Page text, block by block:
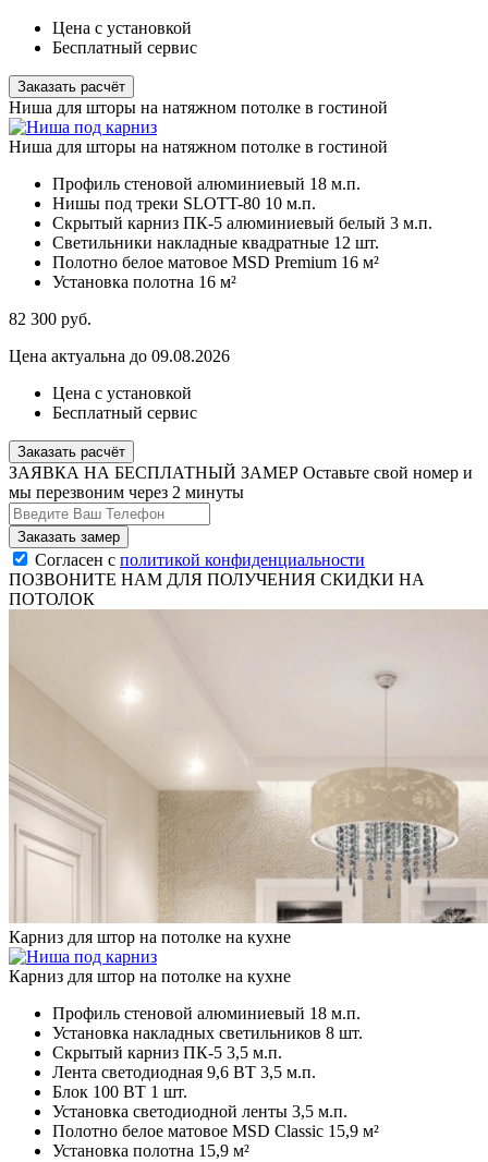
Цена с установкой
Бесплатный сервис
Заказать расчёт
Ниша для шторы на натяжном потолке в гостиной
Ниша для шторы на натяжном потолке в гостиной
Профиль стеновой алюминиевый 18 м.п.
Нишы под треки SLOTT-80 10 м.п.
Скрытый карниз ПК-5 алюминиевый белый 3 м.п.
Светильники накладные квадратные 12 шт.
Полотно белое матовое MSD Premium 16 м²
Установка полотна 16 м²
82 300 руб.
Цена актуальна до 09.08.2026
Цена с установкой
Бесплатный сервис
Заказать расчёт
ЗАЯВКА НА БЕСПЛАТНЫЙ ЗАМЕР Оставьте свой номер и
мы перезвоним через 2 минуты
Согласен с политикой конфиденциальности
ПОЗВОНИТЕ НАМ ДЛЯ ПОЛУЧЕНИЯ СКИДКИ НА
ПОТОЛОК
Карниз для штор на потолке на кухне
Карниз для штор на потолке на кухне
Профиль стеновой алюминиевый 18 м.п.
Установка накладных светильников 8 шт.
Скрытый карниз ПК-5 3,5 м.п.
Лента светодиодная 9,6 ВТ 3,5 м.п.
Блок 100 ВТ 1 шт.
Установка светодиодной ленты 3,5 м.п.
Полотно белое матовое MSD Classic 15,9 м²
Установка полотна 15,9 м²